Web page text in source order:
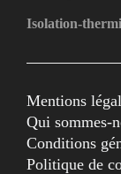
Isolation-
Mentions
Qui sommes-
Conditions
Politique de